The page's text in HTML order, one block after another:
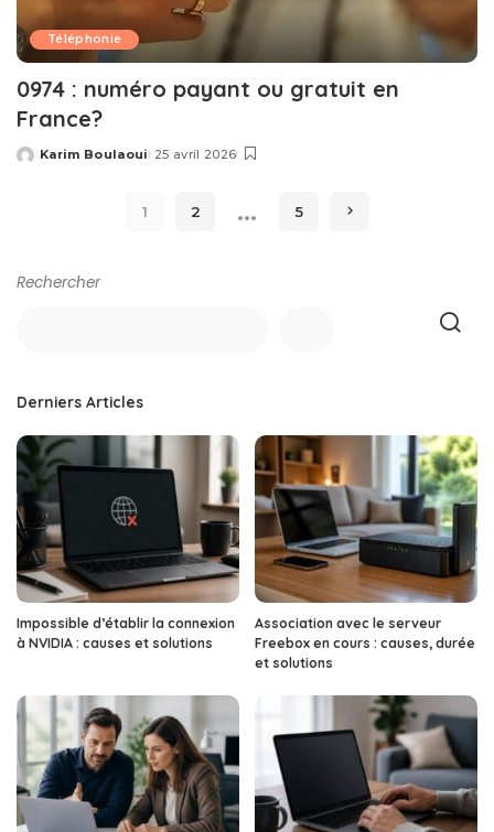
Téléphonie
0974 : numéro payant ou gratuit en
France?
Posted
Karim Boulaoui 25 avril 2026
1 2 … 5
Rechercher
Derniers Articles
Impossible d’établir la connexion
à NVIDIA : causes et solutions
Association avec le serveur
Freebox en cours : causes, durée
et solutions